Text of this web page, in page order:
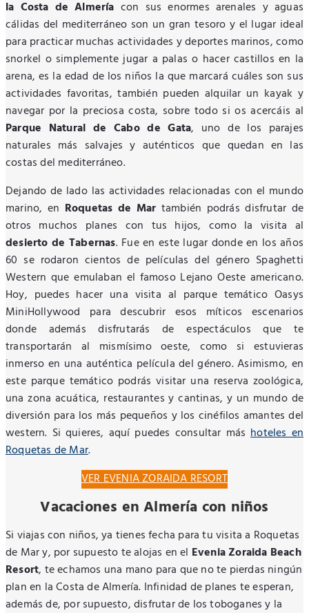
la Costa de Almería con sus enormes arenales y aguas
cálidas del mediterráneo son un gran tesoro y el lugar ideal
para practicar muchas actividades y deportes marinos, como
snorkel o simplemente jugar a palas o hacer castillos en la
arena, es la edad de los niños la que marcará cuáles son sus
actividades favoritas, también pueden alquilar un kayak y
navegar por la preciosa costa, sobre todo si os acercáis al
Parque Natural de Cabo de Gata, uno de los parajes
naturales más salvajes y auténticos que quedan en las
costas del mediterráneo.
Dejando de lado las actividades relacionadas con el mundo
marino, en Roquetas de Mar también podrás disfrutar de
otros muchos planes con tus hijos, como la visita al
desierto de Tabernas. Fue en este lugar donde en los años
60 se rodaron cientos de películas del género Spaghetti
Western que emulaban el famoso Lejano Oeste americano.
Hoy, puedes hacer una visita al parque temático Oasys
MiniHollywood para descubrir esos míticos escenarios
donde además disfrutarás de espectáculos que te
transportarán al mismísimo oeste, como si estuvieras
inmerso en una auténtica película del género. Asimismo, en
este parque temático podrás visitar una reserva zoológica,
una zona acuática, restaurantes y cantinas, y un mundo de
diversión para los más pequeños y los cinéfilos amantes del
western. Si quieres, aquí puedes consultar máshoteles en
Roquetas de Mar.
VER EVENIA ZORAIDA RESORT
Vacaciones en Almería con niños
Si viajas con niños, ya tienes fecha para tu visita a Roquetas
de Mar y, por supuesto te alojas en el Evenia Zoraida Beach
Resort, te echamos una mano para que no te pierdas ningún
plan en la Costa de Almería. Infinidad de planes te esperan,
además de, por supuesto, disfrutar de los toboganes y la